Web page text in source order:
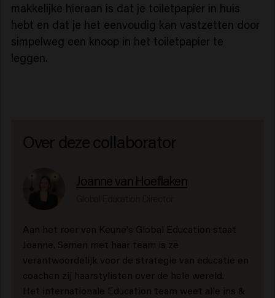
makkelijke hieraan is dat je toiletpapier in huis
hebt en dat je het eenvoudig kan vastzetten door
simpelweg een knoop in het toiletpapier te
leggen.
Over deze collaborator
Joanne van Hoeflaken
Aan het roer van Keune's Global Education staat
Joanne. Samen met haar team is ze
verantwoordelijk voor de strategie van educatie en
coachen zij haarstylisten over de hele wereld.
Het internationale Education team weet alle ins &